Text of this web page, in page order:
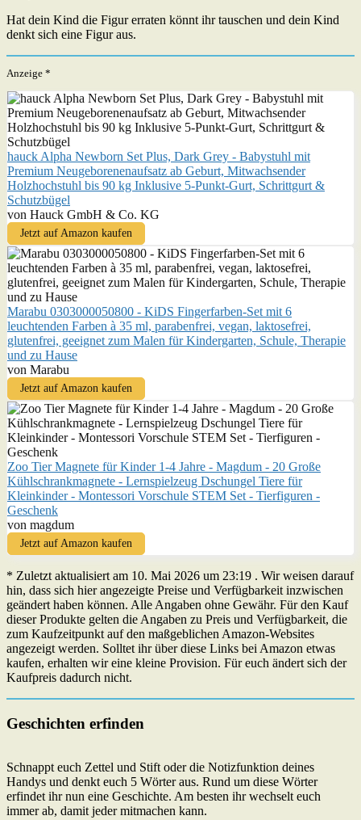
Hat dein Kind die Figur erraten könnt ihr tauschen und dein Kind
denkt sich eine Figur aus.
Anzeige *
hauck Alpha Newborn Set Plus, Dark Grey - Babystuhl mit
Premium Neugeborenenaufsatz ab Geburt, Mitwachsender
Holzhochstuhl bis 90 kg Inklusive 5-Punkt-Gurt, Schrittgurt &
Schutzbügel
von Hauck GmbH & Co. KG
Jetzt auf Amazon kaufen
Marabu 0303000050800 - KiDS Fingerfarben-Set mit 6
leuchtenden Farben à 35 ml, parabenfrei, vegan, laktosefrei,
glutenfrei, geeignet zum Malen für Kindergarten, Schule, Therapie
und zu Hause
von Marabu
Jetzt auf Amazon kaufen
Zoo Tier Magnete für Kinder 1-4 Jahre - Magdum - 20 Große
Kühlschrankmagnete - Lernspielzeug Dschungel Tiere für
Kleinkinder - Montessori Vorschule STEM Set - Tierfiguren -
Geschenk
von magdum
Jetzt auf Amazon kaufen
* Zuletzt aktualisiert am 10. Mai 2026 um 23:19 . Wir weisen darauf
hin, dass sich hier angezeigte Preise und Verfügbarkeit inzwischen
geändert haben können. Alle Angaben ohne Gewähr. Für den Kauf
dieser Produkte gelten die Angaben zu Preis und Verfügbarkeit, die
zum Kaufzeitpunkt auf den maßgeblichen Amazon-Websites
angezeigt werden. Solltet ihr über diese Links bei Amazon etwas
kaufen, erhalten wir eine kleine Provision. Für euch ändert sich der
Kaufpreis dadurch nicht.
Geschichten erfinden
Schnappt euch Zettel und Stift oder die Notizfunktion deines
Handys und denkt euch 5 Wörter aus. Rund um diese Wörter
erfindet ihr nun eine Geschichte. Am besten ihr wechselt euch
immer ab, damit jeder mitmachen kann.